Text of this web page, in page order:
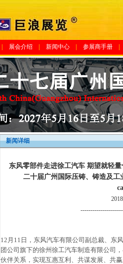
展会介绍 新闻中心 参展商手册|
新闻详细
东风零部件走进徐工汽车 期望就轻
二十届广州国际压铸、铸造及工
12月11日，东风汽车有限公司副总裁、东
团公司旗下的徐州徐工汽车制造有限公司
伙伴关系，实现互惠互利、共谋发展、共